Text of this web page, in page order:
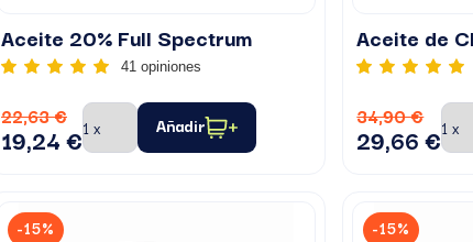
Aceite 20% Full Spectrum
41 opiniones
22,63 €
19,24 € Añadir 34,90 €
29,66 €
-15% -15%